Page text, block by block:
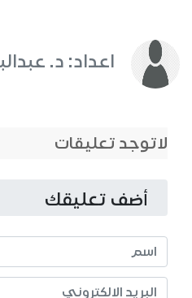
اعداد: د.
لاتوجد تعليقات
أضف تعليقك